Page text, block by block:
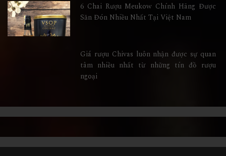
6 Chai Rượu Meukow Chính Hãng Được
Săn Đón Nhiều Nhất Tại Việt Nam
Giá rượu Chivas luôn nhận được sự quan
tâm nhiều nhất từ những tín đồ rượu
ngoại